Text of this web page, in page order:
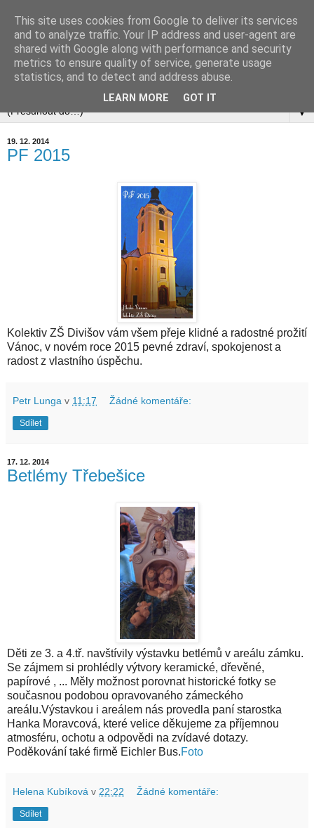
▼
19. 12. 2014
PF 2015
Kolektiv ZŠ Divišov vám všem přeje klidné a radostné prožití
Vánoc, v novém roce 2015 pevné zdraví, spokojenost a
radost z vlastního úspěchu.
Petr Lunga v 11:17 Žádné komentáře:
Sdílet
17. 12. 2014
Betlémy Třebešice
Děti ze 3. a 4.tř. navštívily výstavku betlémů v areálu zámku.
Se zájmem si prohlédly výtvory keramické, dřevěné,
papírové , ... Měly možnost porovnat historické fotky se
současnou podobou opravovaného zámeckého
areálu.Výstavkou i areálem nás provedla paní starostka
Hanka Moravcová, které velice děkujeme za příjemnou
atmosféru, ochotu a odpovědi na zvídavé dotazy.
Poděkování také firmě Eichler Bus.Foto
Helena Kubíková v 22:22 Žádné komentáře:
Sdílet
This site uses cookies from Google to deliver its services
and to analyze traffic. Your IP address and user-agent are
shared with Google along with performance and security
metrics to ensure quality of service, generate usage
statistics, and to detect and address abuse.
LEARN MORE GOT IT